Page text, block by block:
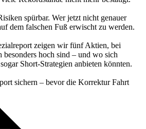
spürbar. Wer jetzt nicht genauer
dem falschen Fuß erwischt zu werden.
zeigen wir fünf Aktien, bei
hoch sind – und wo sich
Short-Strategien anbieten könnten.
sichern – bevor die Korrektur Fahrt